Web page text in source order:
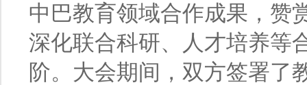
中巴教育领域合作成果，赞
深化联合科研、人才培养等
阶。大会期间，双方签署了